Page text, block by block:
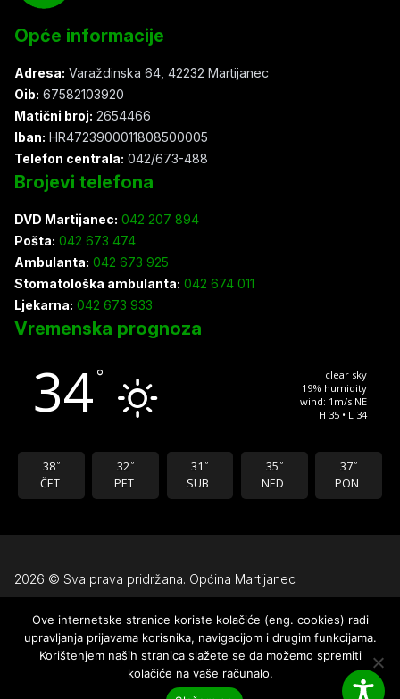
Opće informacije
Adresa: Varaždinska 64, 42232 Martijanec
Oib: 67582103920
Matični broj: 2654466
Iban: HR4723900011808500005
Telefon centrala: 042/673-488
Brojevi telefona
DVD Martijanec: 042 207 894
Pošta: 042 673 474
Ambulanta: 042 673 925
Stomatološka ambulanta: 042 674 011
Ljekarna: 042 673 933
Vremenska prognoza
34°
clear sky
19% humidity
wind: 1m/s NE
H 35 • L 34
38 °
ČET
32 °
PET
31 °
SUB
35 °
NED
37 °
PON
2026 © Sva prava pridržana. Općina Martijanec
Uvjeti korištenja
Pravila privatnosti
Izjava o pristupačnosti
Ove internetske stranice koriste kolačiće (eng. cookies) radi
upravljanja prijavama korisnika, navigacijom i drugim funkcijama.
Korištenjem naših stranica slažete se da možemo spremiti
kolačiće na vaše računalo.